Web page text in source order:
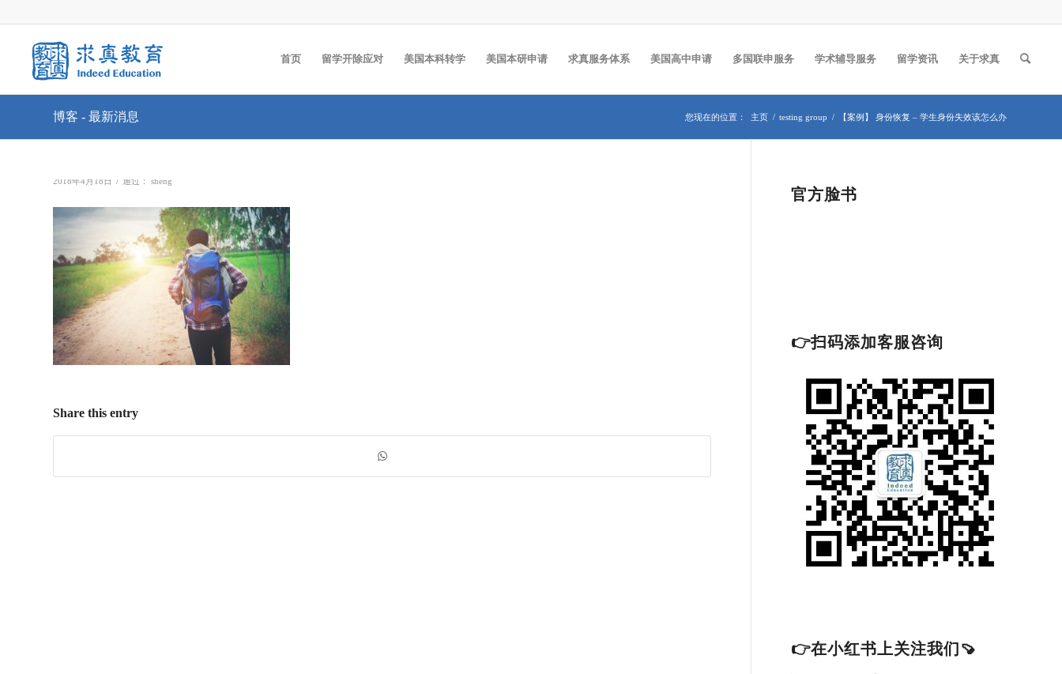
首页 留学开除应对 美国本科转学 美国本研申请 求真服务体系 美国高中申请 多国联申服务 学术辅导服务 留学资讯 关于求真
博客 - 最新消息 您现在的位置： 主页 / testing group / 【案例】 身份恢复 – 学生身份失效该怎么办
2018年4月18日 / 通过： sheng
Share this entry
官方脸书
👉扫码添加客服咨询
👉在小红书上关注我们🍠